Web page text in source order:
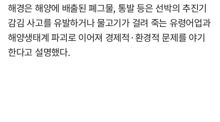
해경은 해양에 배출된 폐그물, 통발 등은 선박의 추진기
감김 사고를 유발하거나 물고기가 걸려 죽는 유령어업과
해양생태계 파괴로 이어져 경제적·환경적 문제를 야기
한다고 설명했다.